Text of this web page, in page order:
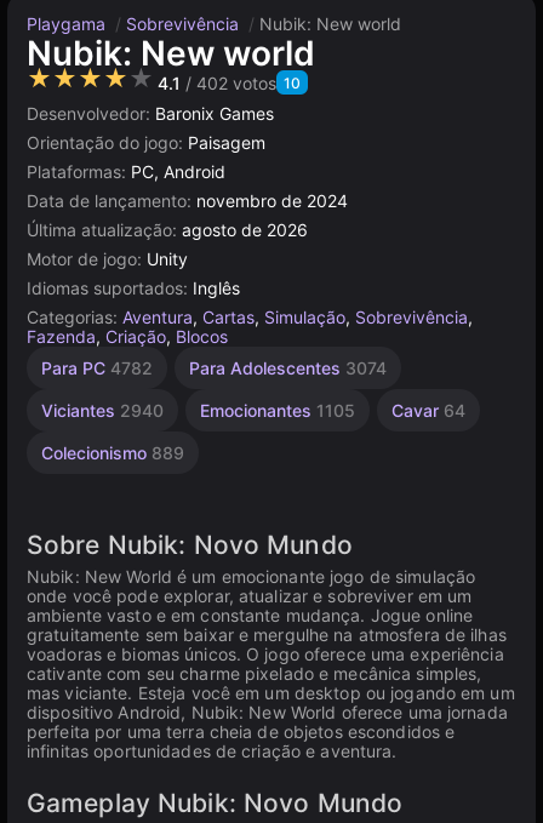
Playgama / Sobrevivência / Nubik: New world
Nubik: New world
★★★★★ 4.1 / 402 votos 10
Desenvolvedor: Baronix Games
Orientação do jogo: Paisagem
Plataformas: PC, Android
Data de lançamento: novembro de 2024
Última atualização: agosto de 2026
Motor de jogo: Unity
Idiomas suportados: Inglês
Categorias: Aventura, Cartas, Simulação, Sobrevivência,
Fazenda, Criação, Blocos
Para PC 4782 Para Adolescentes 3074
Viciantes 2940 Emocionantes 1105 Cavar 64
Colecionismo 889
Mesa e
5173
De 1
4145
Sandbox
Incrementais
Construção
Alta
3570
Simples
Mundo
382
Pixel
Navegador
Unity
3175
Sobre Nubik: Novo Mundo
Nubik: New World é um emocionante jogo de simulação
onde você pode explorar, atualizar e sobreviver em um
ambiente vasto e em constante mudança. Jogue online
gratuitamente sem baixar e mergulhe na atmosfera de ilhas
voadoras e biomas únicos. O jogo oferece uma experiência
cativante com seu charme pixelado e mecânica simples,
mas viciante. Esteja você em um desktop ou jogando em um
dispositivo Android, Nubik: New World oferece uma jornada
perfeita por uma terra cheia de objetos escondidos e
infinitas oportunidades de criação e aventura.
Gameplay Nubik: Novo Mundo